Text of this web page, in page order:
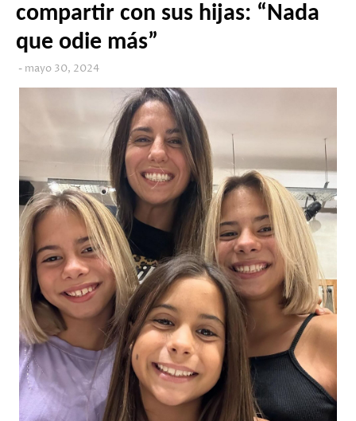
compartir con sus hijas: “Nada
que odie más”
mayo 30, 2024